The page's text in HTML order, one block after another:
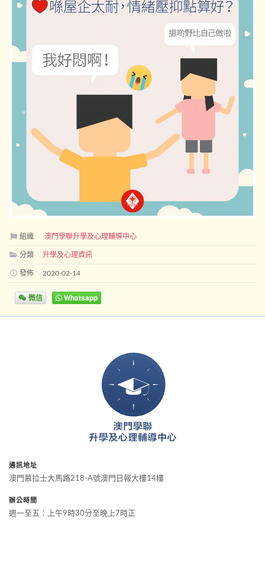
組織 澳門學聯升學及心理輔導中心
分類 升學及心理資訊
發佈 2020-02-14
微信 Whatsapp
通訊地址
澳門慕拉士大馬路218-A號澳門日報大樓14樓
辦公時間
週一至五：上午9時30分至晚上7時正